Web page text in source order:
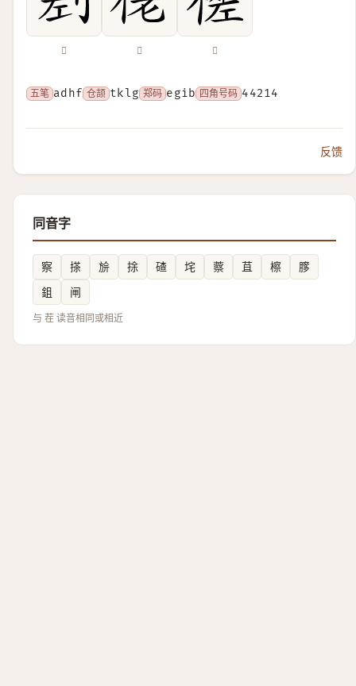
𠞊 𣕗 𣞚
五笔 adhf 仓颉 tklg 郑码 egib 四角号码 44214
反馈
同音字
察 搽 㫅 捈 碴 垞 䕓 苴 檫
䐒
鉏
闸
与 茬 读音相同或相近